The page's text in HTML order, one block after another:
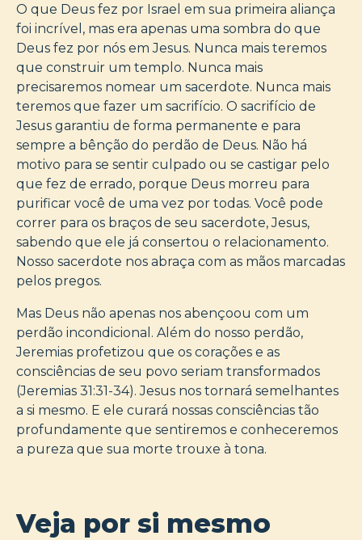
O que Deus fez por Israel em sua primeira aliança
foi incrível, mas era apenas uma sombra do que
Deus fez por nós em Jesus. Nunca mais teremos
que construir um templo. Nunca mais
precisaremos nomear um sacerdote. Nunca mais
teremos que fazer um sacrifício. O sacrifício de
Jesus garantiu de forma permanente e para
sempre a bênção do perdão de Deus. Não há
motivo para se sentir culpado ou se castigar pelo
que fez de errado, porque Deus morreu para
purificar você de uma vez por todas. Você pode
correr para os braços de seu sacerdote, Jesus,
sabendo que ele já consertou o relacionamento.
Nosso sacerdote nos abraça com as mãos marcadas
pelos pregos.
Mas Deus não apenas nos abençoou com um
perdão incondicional. Além do nosso perdão,
Jeremias profetizou que os corações e as
consciências de seu povo seriam transformados
(Jeremias 31:31-34). Jesus nos tornará semelhantes
a si mesmo. E ele curará nossas consciências tão
profundamente que sentiremos e conheceremos
a pureza que sua morte trouxe à tona.
Veja por si mesmo